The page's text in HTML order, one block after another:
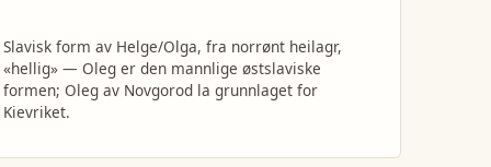
Slavisk form av Helge/Olga, fra norrønt heilagr,
«hellig» — Oleg er den mannlige østslaviske
formen; Oleg av Novgorod la grunnlaget for
Kievriket.